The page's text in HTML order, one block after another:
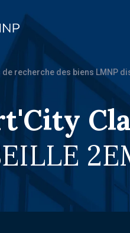
de recherche des biens LMNP